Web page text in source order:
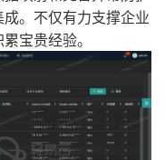
。不仅有力支撑企业
宝贵经验。